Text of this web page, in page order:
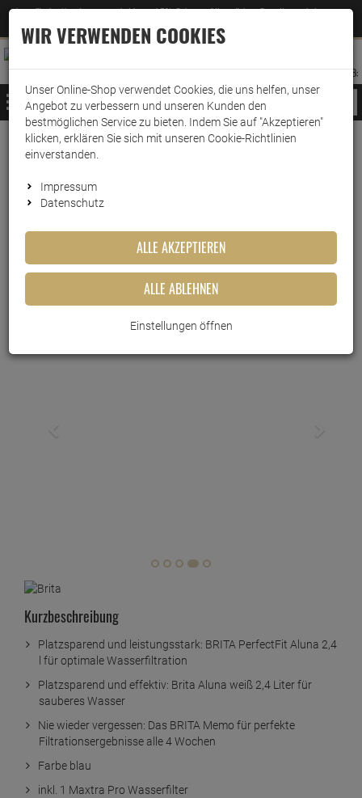
Jetzt für den Newsletter entscheiden und 5% Rabatt auf Ihre nächste Bestellung erhalten
–Zum Newsletter
ANMELDEN
AUFKLAPPEN
MERKZETTEL
WARENKORB:
MENÜ
Weiter einkaufen www.wark24.de Leben & Wohnen
Haushaltswaren
Brita Maxtra
Brita Aluna blau 2,4 Liter
Brita Aluna blau 2,4 Liter
10016585
Kurzbeschreibung
Platzsparend und leistungsstark: BRITA PerfectFit Aluna 2,4
l für optimale Wasserfiltration
Platzsparend und effektiv: Brita Aluna weiß 2,4 Liter für
sauberes Wasser
Nie wieder vergessen: Das BRITA Memo für perfekte
Filtrationsergebnisse alle 4 Wochen
Farbe blau
inkl. 1 Maxtra Pro Wasserfilter
WIR VERWENDEN COOKIES
Unser Online-Shop verwendet Cookies, die uns helfen, unser
Angebot zu verbessern und unseren Kunden den
bestmöglichen Service zu bieten. Indem Sie auf "Akzeptieren"
klicken, erklären Sie sich mit unseren Cookie-Richtlinien
einverstanden.
Impressum
Datenschutz
ALLE AKZEPTIEREN
ALLE ABLEHNEN
Einstellungen öffnen